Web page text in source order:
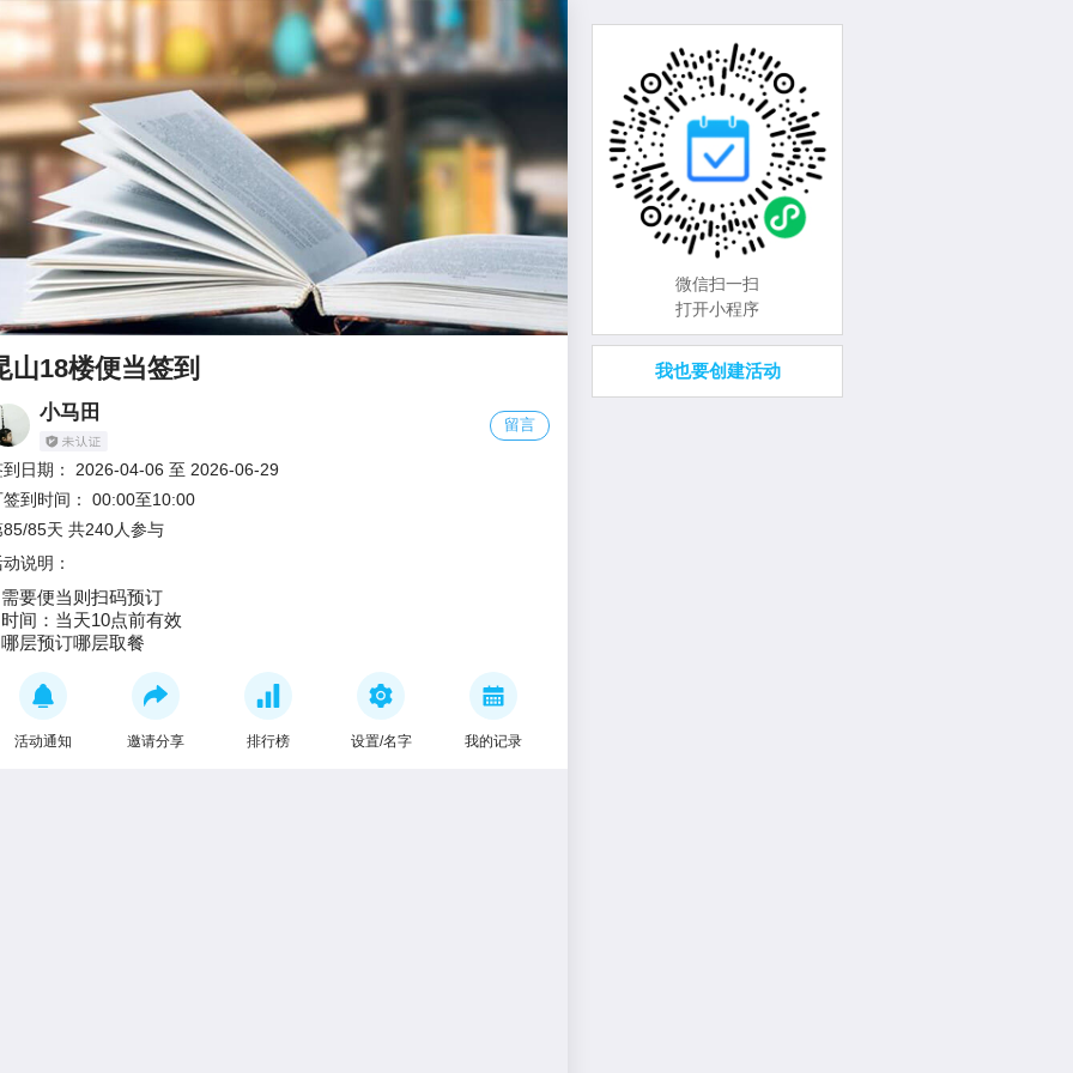
山18楼便当签到
小马田
留言
日期： 2026-04-06 至 2026-06-29
到时间： 00:00至10:00
85/85天 共240人参与
说明：
要便当则扫码预订
间：当天10点前有效
层预订哪层取餐
活动通知 邀请分享 排行榜 设置/名字 我的记录
微信扫一扫
打开小程序
我也要创建活动